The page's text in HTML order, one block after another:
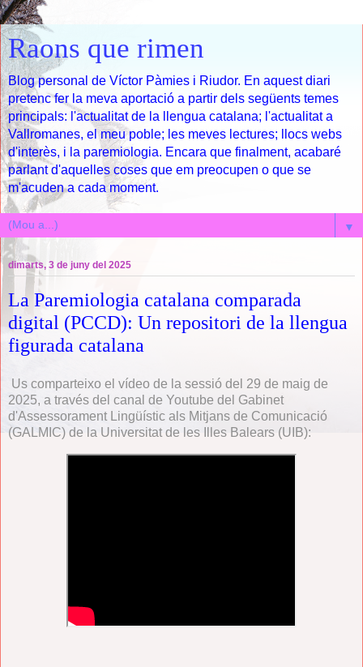
Raons que rimen
Blog personal de Víctor Pàmies i Riudor. En aquest diari
pretenc fer la meva aportació a partir dels següents temes
principals: l'actualitat de la llengua catalana; l'actualitat a
Vallromanes, el meu poble; les meves lectures; llocs webs
d'interès, i la paremiologia. Encara que finalment, acabaré
parlant d'aquelles coses que em preocupen o que se
m'acuden a cada moment.
▼
dimarts, 3 de juny del 2025
La Paremiologia catalana comparada
digital (PCCD): Un repositori de la llengua
figurada catalana
Us comparteixo el vídeo de la sessió del 29 de maig de
2025, a través del canal de Youtube del Gabinet
d'Assessorament Lingüístic als Mitjans de Comunicació
(GALMIC) de la Universitat de les Illes Balears (UIB):